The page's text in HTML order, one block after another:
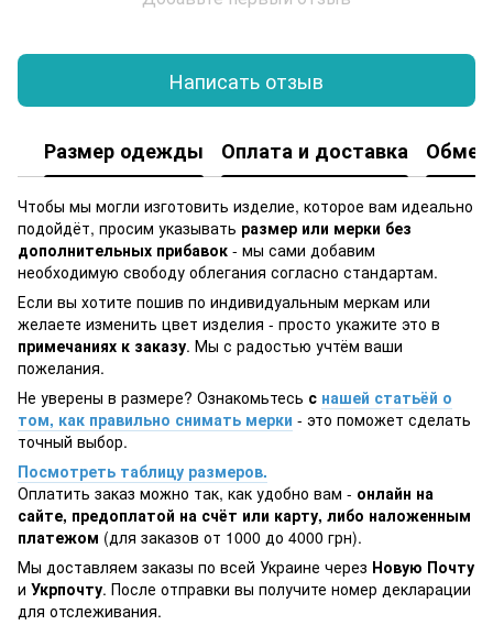
Написать отзыв
Размер одежды Оплата и доставка Обмен
Чтобы мы могли изготовить изделие, которое вам идеально
подойдёт, просим указывать размер или мерки без
дополнительных прибавок - мы сами добавим
необходимую свободу облегания согласно стандартам.
Если вы хотите пошив по индивидуальным меркам или
желаете изменить цвет изделия - просто укажите это в
примечаниях к заказу. Мы с радостью учтём ваши
пожелания.
Не уверены в размере? Ознакомьтесь с нашей статьёй о
том, как правильно снимать мерки - это поможет сделать
точный выбор.
Посмотреть таблицу размеров.
Оплатить заказ можно так, как удобно вам - онлайн на
сайте, предоплатой на счёт или карту, либо наложенным
платежом (для заказов от 1000 до 4000 грн).
Мы доставляем заказы по всей Украине через Новую Почту
и Укрпочту. После отправки вы получите номер декларации
для отслеживания.